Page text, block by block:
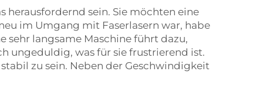
herausfordernd sein. Sie möchten eine
im Umgang mit Faserlasern war, habe
sehr langsame Maschine führt dazu,
ungeduldig, was für sie frustrierend ist.
zu sein. Neben der Geschwindigkeit